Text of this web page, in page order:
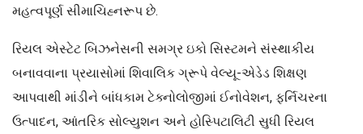
મહત્વપૂર્ણ સીમાચિહ્નરૂપ છે.
રિયલ એસ્ટેટ બિઝનેસની સમગ્ર ઇકો સિસ્ટમને સંસ્થાકીય
બનાવવાના પ્રયાસોમાં શિવાલિક ગ્રૂપે વેલ્યૂ-એડેડ શિક્ષણ
આપવાથી માંડીને બાંધકામ ટેક્નોલોજીમાં ઈનોવેશન, ફર્નિચરના
ઉત્પાદન, આંતરિક સોલ્યુશન અને હોસ્પિટાલિટી સુધી રિયલ